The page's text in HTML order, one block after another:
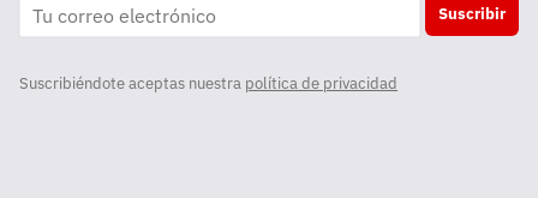
Suscribir
Suscribiéndote aceptas nuestra política de privacidad